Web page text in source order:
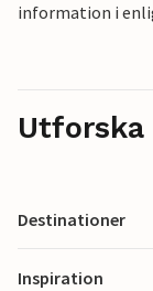
information i
Utforska
Destinationer
Inspiration